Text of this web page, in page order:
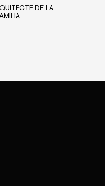
DE LA